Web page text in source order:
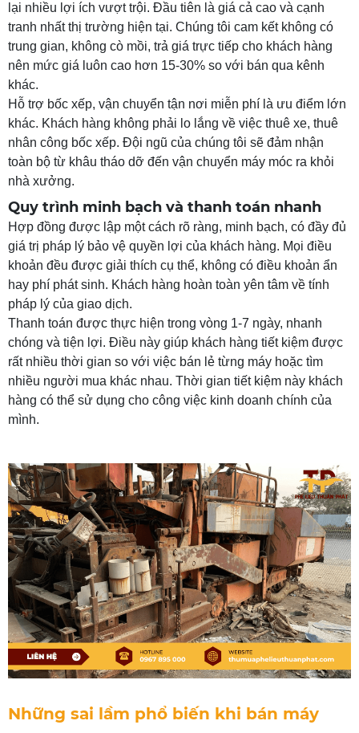
lại nhiều lợi ích vượt trội. Đầu tiên là giá cả cao và cạnh
tranh nhất thị trường hiện tại. Chúng tôi cam kết không có
trung gian, không cò mồi, trả giá trực tiếp cho khách hàng
nên mức giá luôn cao hơn 15-30% so với bán qua kênh
khác.
Hỗ trợ bốc xếp, vận chuyển tận nơi miễn phí là ưu điểm lớn
khác. Khách hàng không phải lo lắng về việc thuê xe, thuê
nhân công bốc xếp. Đội ngũ của chúng tôi sẽ đảm nhận
toàn bộ từ khâu tháo dỡ đến vận chuyển máy móc ra khỏi
nhà xưởng.
Quy trình minh bạch và thanh toán nhanh
Hợp đồng được lập một cách rõ ràng, minh bạch, có đầy đủ
giá trị pháp lý bảo vệ quyền lợi của khách hàng. Mọi điều
khoản đều được giải thích cụ thể, không có điều khoản ẩn
hay phí phát sinh. Khách hàng hoàn toàn yên tâm về tính
pháp lý của giao dịch.
Thanh toán được thực hiện trong vòng 1-7 ngày, nhanh
chóng và tiện lợi. Điều này giúp khách hàng tiết kiệm được
rất nhiều thời gian so với việc bán lẻ từng máy hoặc tìm
nhiều người mua khác nhau. Thời gian tiết kiệm này khách
hàng có thể sử dụng cho công việc kinh doanh chính của
mình.
Những sai lầm phổ biến khi bán máy